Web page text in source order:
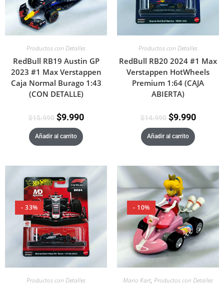
Productos con Detalles
RedBull RB19 Austin GP
2023 #1 Max Verstappen
Caja Normal Burago 1:43
(CON DETALLE)
$15.990 $9.990
Añadir al carrito
Productos con Detalles
RedBull RB20 2024 #1 Max
Verstappen HotWheels
Premium 1:64 (CAJA
ABIERTA)
$14.990 $9.990
Añadir al carrito
- 33%
Productos con Detalles
- 10%
Mario Kart, Productos con Detalles